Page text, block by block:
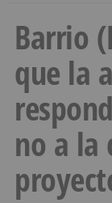
Barrio
que la
no a la